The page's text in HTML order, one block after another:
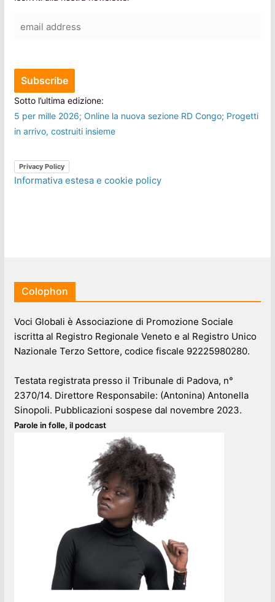
Sotto l’ultima edizione:
5 per mille 2026; Online la nuova sezione RD Congo; Progetti
in arrivo, costruiti insieme
Privacy Policy
Informativa estesa e cookie policy
Colophon
Voci Globali è Associazione di Promozione Sociale
iscritta al Registro Regionale Veneto e al Registro Unico
Nazionale Terzo Settore, codice fiscale 92225980280.
Testata registrata presso il Tribunale di Padova, n°
2370/14. Direttore Responsabile: (Antonina) Antonella
Sinopoli. Pubblicazioni sospese dal novembre 2023.
Parole in folle, il podcast